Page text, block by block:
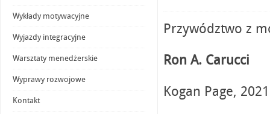
Wykłady motywacyjne
Wyjazdy integracyjne
Warsztaty menedżerskie
Wyprawy rozwojowe
Kontakt
Przywództwo z
Ron A. Carucci
Kogan Page, 2021